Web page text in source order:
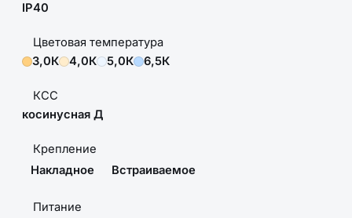
IP40
Цветовая температура
3,0К
4,0К 5,0К 6,5К
КСС
косинусная Д
Крепление
Накладное
Встраиваемое
Питание